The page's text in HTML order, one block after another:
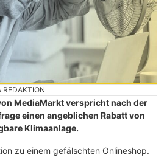
REDAKTION
MediaMarkt verspricht nach der
einen angeblichen Rabatt von
Klimaanlage.
zu einem gefälschten Onlineshop.